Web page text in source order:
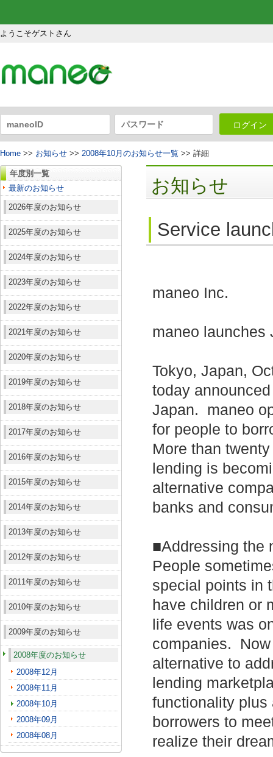
ようこそゲストさん
ログイン
Home >> お知らせ >> 2008年10月のお知らせ一覧 >> 詳細
年度別一覧
最新のお知らせ
2026年度のお知らせ
2025年度のお知らせ
2024年度のお知らせ
2023年度のお知らせ
2022年度のお知らせ
2021年度のお知らせ
2020年度のお知らせ
2019年度のお知らせ
2018年度のお知らせ
2017年度のお知らせ
2016年度のお知らせ
2015年度のお知らせ
2014年度のお知らせ
2013年度のお知らせ
2012年度のお知らせ
2011年度のお知らせ
2010年度のお知らせ
2009年度のお知らせ
2008年度のお知らせ
2008年12月
2008年11月
2008年10月
2008年09月
2008年08月
お知らせ
Service
maneo Inc.
maneo launches
Tokyo, Japan,
today
Japan. maneo
for people to
More than
lending is
alternative
banks and
■Addressing the
People
special points in
have children or
life events was
companies.
alternative to
lending
functionality plus
borrowers to
realize their